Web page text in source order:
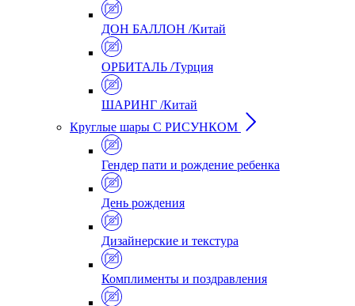
ДОН БАЛЛОН /Китай
ОРБИТАЛЬ /Турция
ШАРИНГ /Китай
Круглые шары С РИСУНКОМ
Гендер пати и рождение ребенка
День рождения
Дизайнерские и текстура
Комплименты и поздравления